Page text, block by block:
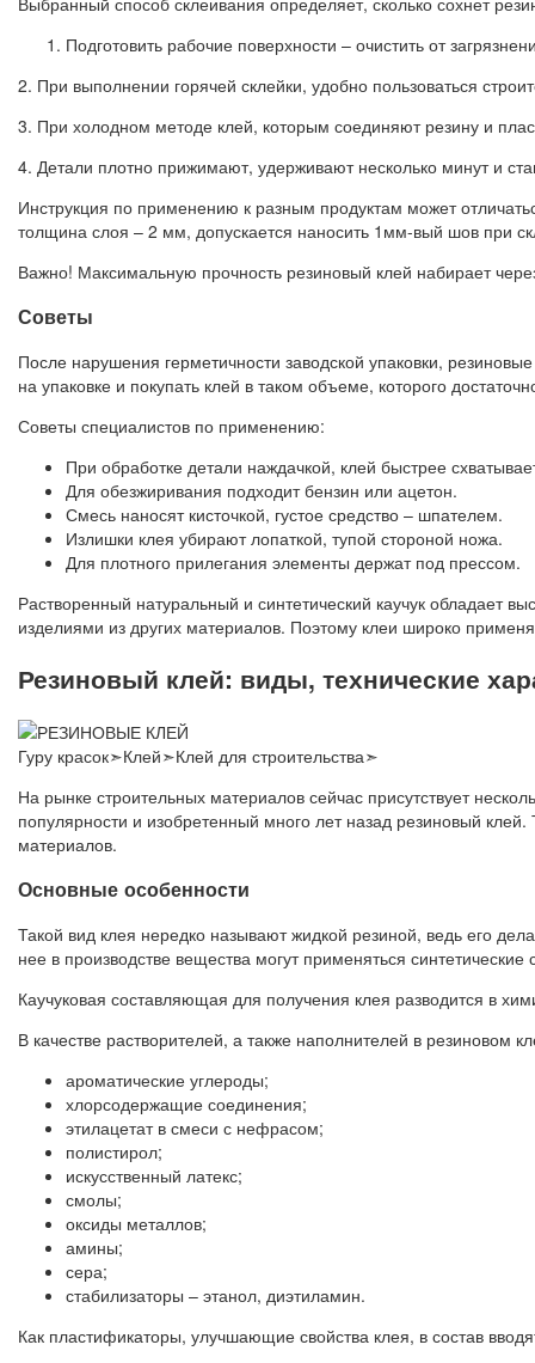
Подготовить рабочие поверхности – очистить от
2. При выполнении горячей склейки, удобно пользоваться
3. При холодном методе клей, которым соединяют резину и
4. Детали плотно прижимают, удерживают несколько минут и
Инструкция по применению к разным продуктам может
толщина слоя – 2 мм, допускается наносить 1мм-вый шов при
Важно! Максимальную прочность резиновый клей набирает
Советы
После нарушения герметичности заводской упаковки,
на упаковке и покупать клей в таком объеме, которого
Советы специалистов по применению:
При обработке детали наждачкой, клей быстрее
Для обезжиривания подходит бензин или ацетон.
Смесь наносят кисточкой, густое средство – шпателем.
Излишки клея убирают лопаткой, тупой стороной ножа.
Для плотного прилегания элементы держат под прессом.
Растворенный натуральный и синтетический каучук обладает
изделиями из других материалов. Поэтому клеи широко
Резиновый клей: виды, технические
Гуру красок➣Клей➣Клей для строительства➣
На рынке строительных материалов сейчас присутствует
популярности и изобретенный много лет назад резиновый
материалов.
Основные особенности
Такой вид клея нередко называют жидкой резиной, ведь его
нее в производстве вещества могут применяться
Каучуковая составляющая для получения клея разводится в
В качестве растворителей, а также наполнителей в резиновом
ароматические углероды;
хлорсодержащие соединения;
этилацетат в смеси с нефрасом;
полистирол;
искусственный латекс;
смолы;
оксиды металлов;
амины;
сера;
стабилизаторы – этанол, диэтиламин.
Как пластификаторы, улучшающие свойства клея, в состав